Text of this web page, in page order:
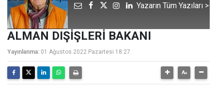
Yazarın Tüm Yazıları >
ALMAN DIŞİŞLERİ BAKANI
Yayınlanma: 01 Ağustos 2022 Pazartesi 18:27